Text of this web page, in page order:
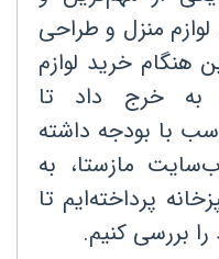
منزل و طراحی
هنگام خرید لوازم
به خرج داد تا
با بودجه داشته
مازستا، به
پرداخته‌ایم تا
بررسی کنیم.